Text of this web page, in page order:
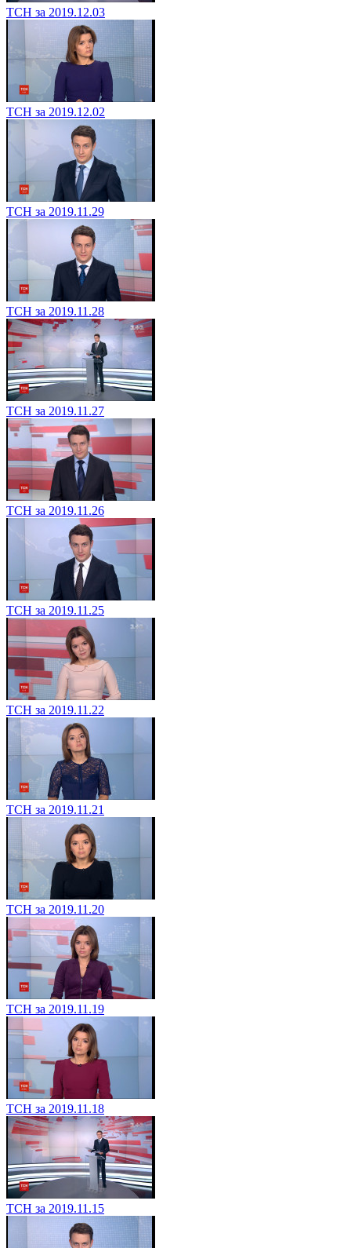
ТСН за 2019.12.03
ТСН за 2019.12.02
ТСН за 2019.11.29
ТСН за 2019.11.28
ТСН за 2019.11.27
ТСН за 2019.11.26
ТСН за 2019.11.25
ТСН за 2019.11.22
ТСН за 2019.11.21
ТСН за 2019.11.20
ТСН за 2019.11.19
ТСН за 2019.11.18
ТСН за 2019.11.15